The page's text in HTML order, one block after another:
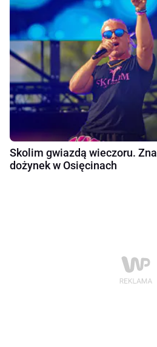
Skolim gwiazdą wieczoru.
dożynek w Osięcinach